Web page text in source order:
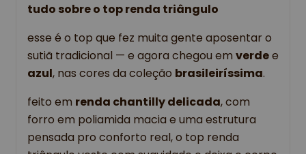
tudo sobre o top renda triângulo
esse é o top que fez muita gente aposentar o
sutiã tradicional — e agora chegou em verde
azul, nas cores da coleção brasileiríssima.
feito em renda chantilly delicada, com
forro em poliamida macia e uma estrutura
pensada pro conforto real, o top renda